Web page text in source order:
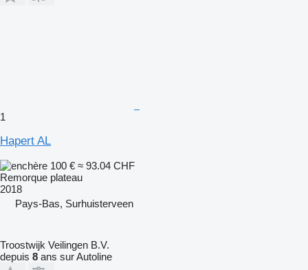
1
Hapert AL
100 € ≈ 93.04 CHF
Remorque plateau
2018
Pays-Bas, Surhuisterveen
Troostwijk Veilingen B.V.
depuis 8 ans sur Autoline